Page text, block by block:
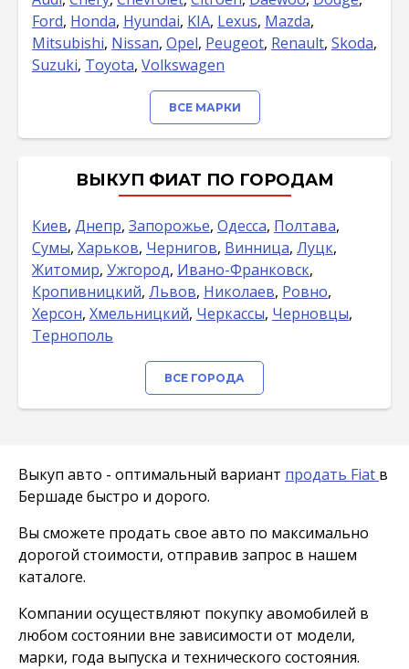
Ford, Honda, Hyundai, KIA, Lexus, Mazda,
Mitsubishi, Nissan, Opel, Peugeot, Renault, Skoda,
Suzuki, Toyota, Volkswagen
ВСЕ МАРКИ
ВЫКУП ФИАТ ПО ГОРОДАМ
Киев, Днепр, Запорожье, Одесса, Полтава,
Сумы, Харьков, Чернигов, Винница, Луцк,
Житомир, Ужгород, Ивано-Франковск,
Кропивницкий, Львов, Николаев, Ровно,
Херсон, Хмельницкий, Черкассы, Черновцы,
Тернополь
ВСЕ ГОРОДА
Выкуп авто - оптимальный вариант продать Fiat в
Бершаде быстро и дорого.
Вы сможете продать свое авто по максимально
дорогой стоимости, отправив запрос в нашем
каталоге.
Компании осуществляют покупку авомобилей в
любом состоянии вне зависимости от модели,
марки, года выпуска и технического состояния.